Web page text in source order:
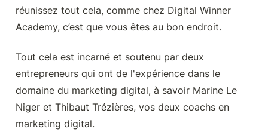
réunissez tout cela, comme chez Digital Winner
Academy, c’est que vous êtes au bon endroit.
Tout cela est incarné et soutenu par deux
entrepreneurs qui ont de l'expérience dans le
domaine du marketing digital, à savoir Marine Le
Niger et Thibaut Trézières, vos deux coachs en
marketing digital.